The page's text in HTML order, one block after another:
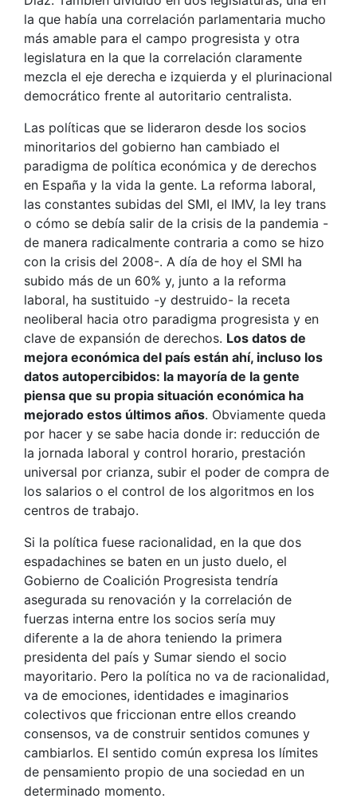
la que había una correlación parlamentaria mucho
más amable para el campo progresista y otra
legislatura en la que la correlación claramente
mezcla el eje derecha e izquierda y el plurinacional
democrático frente al autoritario centralista.
Las políticas que se lideraron desde los socios
minoritarios del gobierno han cambiado el
paradigma de política económica y de derechos
en España y la vida la gente. La reforma laboral,
las constantes subidas del SMI, el IMV, la ley trans
o cómo se debía salir de la crisis de la pandemia -
de manera radicalmente contraria a como se hizo
con la crisis del 2008-. A día de hoy el SMI ha
subido más de un 60% y, junto a la reforma
laboral, ha sustituido -y destruido- la receta
neoliberal hacia otro paradigma progresista y en
clave de expansión de derechos. Los datos de
mejora económica del país están ahí, incluso los
datos autopercibidos: la mayoría de la gente
piensa que su propia situación económica ha
mejorado estos últimos años. Obviamente queda
por hacer y se sabe hacia donde ir: reducción de
la jornada laboral y control horario, prestación
universal por crianza, subir el poder de compra de
los salarios o el control de los algoritmos en los
centros de trabajo.
Si la política fuese racionalidad, en la que dos
espadachines se baten en un justo duelo, el
Gobierno de Coalición Progresista tendría
asegurada su renovación y la correlación de
fuerzas interna entre los socios sería muy
diferente a la de ahora teniendo la primera
presidenta del país y Sumar siendo el socio
mayoritario. Pero la política no va de racionalidad,
va de emociones, identidades e imaginarios
colectivos que friccionan entre ellos creando
consensos, va de construir sentidos comunes y
cambiarlos. El sentido común expresa los límites
de pensamiento propio de una sociedad en un
determinado momento.